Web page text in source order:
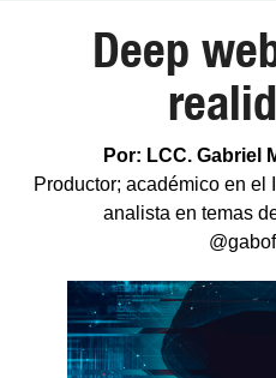
Deep
Por: LCC. Gabriel
Productor; académico en el
analista en temas